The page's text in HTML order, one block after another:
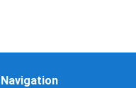
Navigation